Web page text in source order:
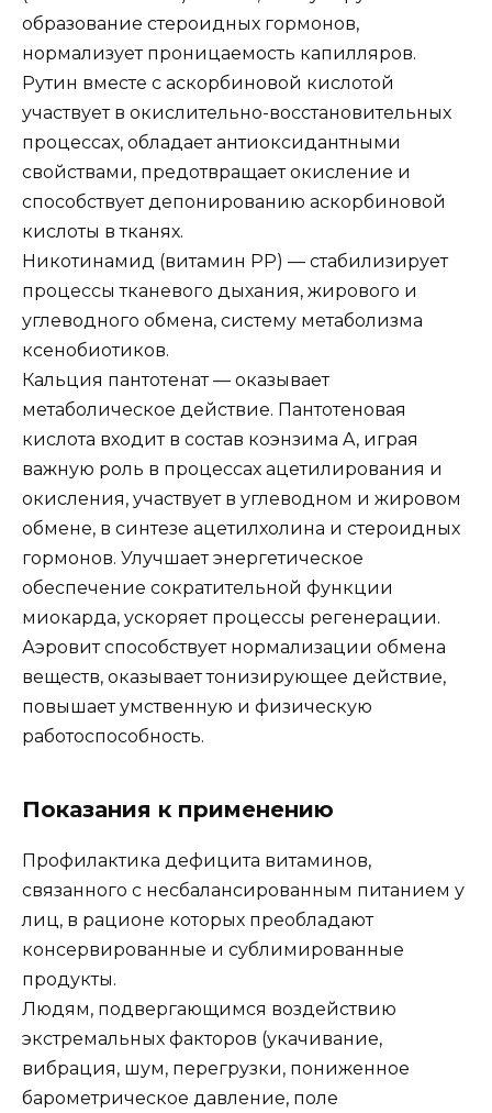
образование стероидных гормонов,
нормализует проницаемость капилляров.
Рутин вместе с аскорбиновой кислотой
участвует в окислительно-восстановительных
процессах, обладает антиоксидантными
свойствами, предотвращает окисление и
способствует депонированию аскорбиновой
кислоты в тканях.
Никотинамид (витамин PP) — стабилизирует
процессы тканевого дыхания, жирового и
углеводного обмена, систему метаболизма
ксенобиотиков.
Кальция пантотенат — оказывает
метаболическое действие. Пантотеновая
кислота входит в состав коэнзима A, играя
важную роль в процессах ацетилирования и
окисления, участвует в углеводном и жировом
обмене, в синтезе ацетилхолина и стероидных
гормонов. Улучшает энергетическое
обеспечение сократительной функции
миокарда, ускоряет процессы регенерации.
Аэровит способствует нормализации обмена
веществ, оказывает тонизирующее действие,
повышает умственную и физическую
работоспособность.
Показания к применению
Профилактика дефицита витаминов,
связанного с несбалансированным питанием у
лиц, в рационе которых преобладают
консервированные и сублимированные
продукты.
Людям, подвергающимся воздействию
экстремальных факторов (укачивание,
вибрация, шум, перегрузки, пониженное
барометрическое давление, поле